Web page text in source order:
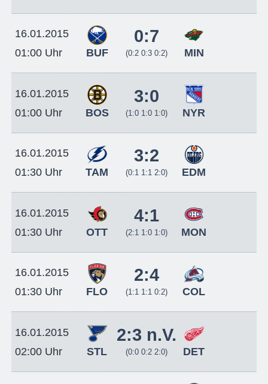
16.01.2015
01:00 Uhr
BUF
0:7
(0:2 0:3 0:2) MIN
16.01.2015
01:00 Uhr
BOS
3:0
(1:0 1:0 1:0) NYR
16.01.2015
01:30 Uhr
TAM
3:2
(0:1 1:1 2:0) EDM
16.01.2015
01:30 Uhr
OTT
4:1
(2:1 1:0 1:0) MON
16.01.2015
01:30 Uhr
FLO
2:4
(1:1 1:1 0:2) COL
16.01.2015
02:00 Uhr
STL
2:3 n.V.
(0:0 0:2 2:0) DET